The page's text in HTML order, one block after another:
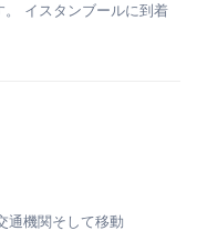
イスタンブールに到着
通機関そして移動